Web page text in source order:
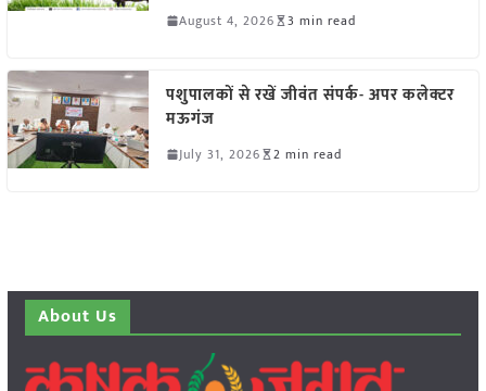
August 4, 2026 3 min read
पशुपालकों से रखें जीवंत संपर्क- अपर कलेक्टर
मऊगंज
July 31, 2026 2 min read
About Us